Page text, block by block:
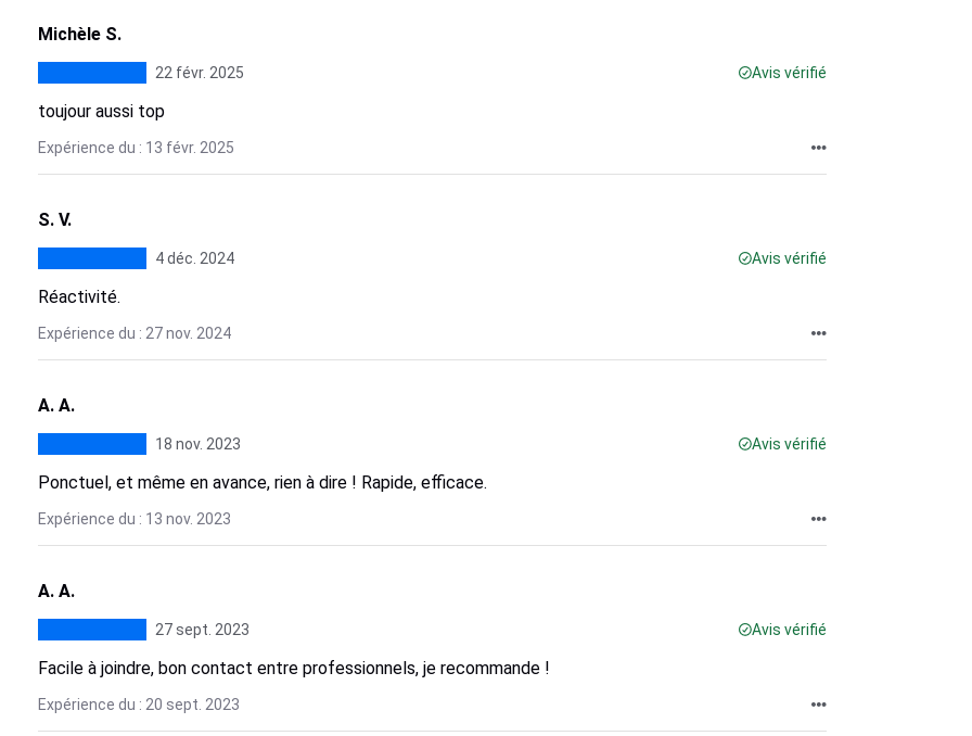
Michèle S.
22 févr. 2025 Avis vérifié
toujour aussi top
Expérience du : 13 févr. 2025
S. V.
4 déc. 2024 Avis vérifié
Réactivité.
Expérience du : 27 nov. 2024
A. A.
18 nov. 2023 Avis vérifié
Ponctuel, et même en avance, rien à dire ! Rapide, efficace.
Expérience du : 13 nov. 2023
A. A.
27 sept. 2023 Avis vérifié
Facile à joindre, bon contact entre professionnels, je recommande !
Expérience du : 20 sept. 2023